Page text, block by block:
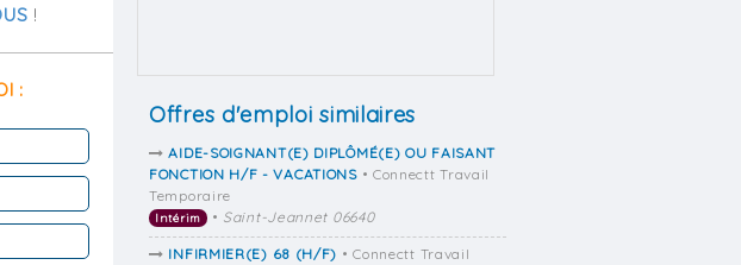
!
:
Offres d'emploi similaires
AIDE-SOIGNANT(E) DIPLÔMÉ(E) OU FAISANT
FONCTION H/F - VACATIONS• Connectt Travail
Temporaire
Intérim • Saint-Jeannet 06640
INFIRMIER(E) 68 (H/F) • Connectt Travail